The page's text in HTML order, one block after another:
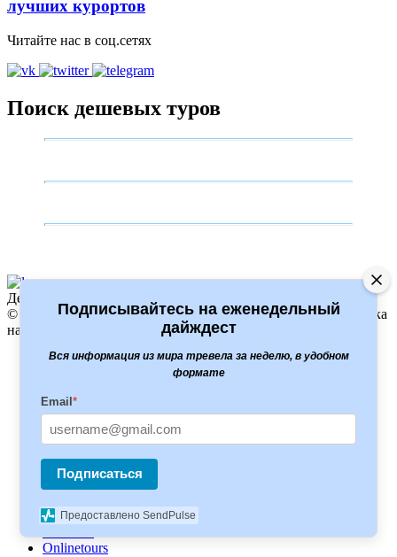
лучших курортов
Читайте нас в соц.сетях
Поиск дешевых туров
Дешевые путешествия, туры, авиаперелёты
© 2024 Trip4you. При копировании материалов прямая ссылка
на сайт обязательна
Как найти дешевые
Отели
Полезное
Сервисы для путешественников
Level travel
Onlinetours
Подписывайтесь на еженедельный
дайждест
Вся информация из мира тревела за неделю, в удобном
формате
Email *
Подписаться
Предоставлено SendPulse